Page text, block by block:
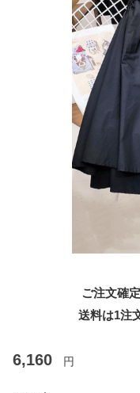
ご注文確
送料は1注
6,160 円